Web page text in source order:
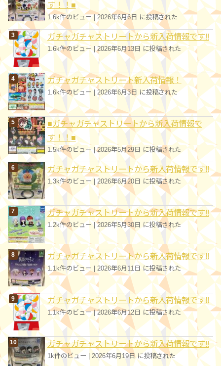
す！！■
1.6k件のビュー| 2026年6月6日 に投稿された
ガチャガチャストリートから新入荷情報です!!
1.6k件のビュー|2026年6月13日 に投稿された
ガチャガチャストリート新入荷情報！
1.6k件のビュー | 2026年6月3日 に投稿された
■ガチャガチャストリートから新入荷情報で
す！！■
1.5k件のビュー|2026年5月29日 に投稿された
ガチャガチャストリートから新入荷情報です!!
1.3k件のビュー| 2026年6月20日 に投稿された
ガチャガチャストリートから新入荷情報です!!
1.2k件のビュー|2026年5月30日 に投稿された
ガチャガチャストリートから新入荷情報です!!
1.1k件のビュー 2026年6月11日 に投稿された
ガチャガチャストリートから新入荷情報です!!
1.1k件のビュー|2026年6月12日 に投稿された
ガチャガチャストリートから新入荷情報です!!
1k件のビュー 2026年6月19日 に投稿された